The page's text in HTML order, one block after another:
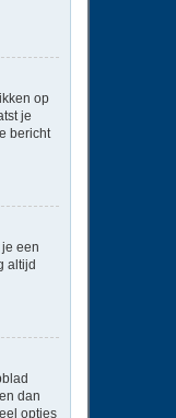
op
je
bericht
een
altijd
dan
opties